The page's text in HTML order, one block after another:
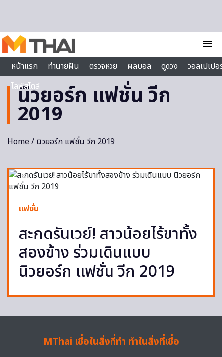
menu
หน้าแรก
ทำนายฝัน ตรวจหวย ผลบอล ดูดวง
วอลเปเป
ไลฟ์สไตล์
นิวยอร์ก แฟชั่น วีก
2019
Home/ นิวยอร์ก แฟชั่น วีก 2019
แฟชั่น
สะกดรันเวย์! สาวน้อยไร้ขาทั้ง
สองข้าง ร่วมเดินแบบ
นิวยอร์ก แฟชั่น วีก 2019
MThai เชื่อในสิ่งที่ทำ ทำในสิ่งที่เชื่อ